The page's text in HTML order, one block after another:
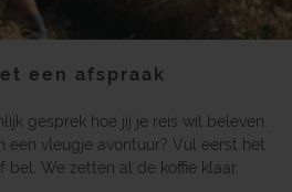
een afspraak
gesprek hoe jij je reis wil beleven.
een vleugje avontuur? Vul eerst het
We zetten al de koffie klaar.